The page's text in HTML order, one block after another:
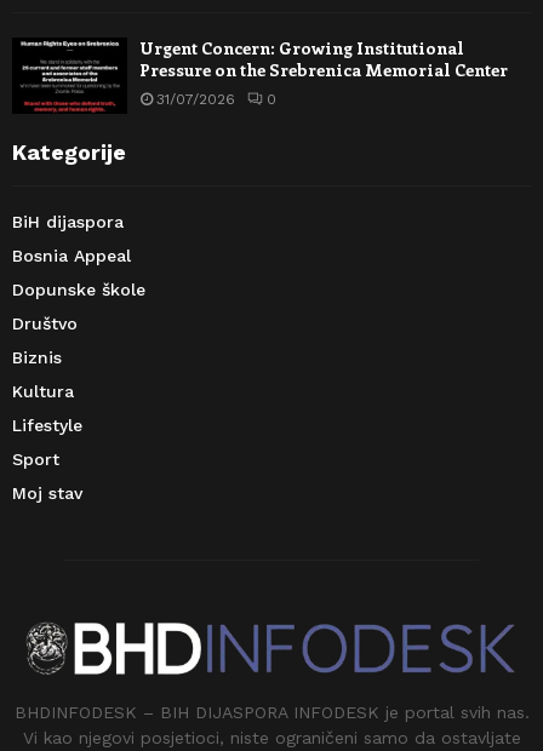
Urgent Concern: Growing Institutional
Pressure on the Srebrenica Memorial Center
31/07/2026 0
Kategorije
BiH dijaspora
Bosnia Appeal
Dopunske škole
Društvo
Biznis
Kultura
Lifestyle
Sport
Moj stav
BHDINFODESK – BIH DIJASPORA INFODESK je portal svih nas.
Vi kao njegovi posjetioci, niste ograničeni samo da ostavljate